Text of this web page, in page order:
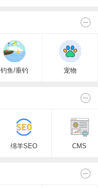
钓鱼/垂钓 宠物
绵羊SEO CMS